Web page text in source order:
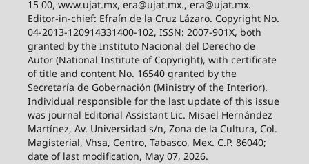
15 00, www.ujat.mx, era@ujat.mx., era@ujat.mx.
Editor-in-chief: Efraín de la Cruz Lázaro. Copyright No.
04-2013-120914331400-102, ISSN: 2007-901X, both
granted by the Instituto Nacional del Derecho de
Autor (National Institute of Copyright), with certificate
of title and content No. 16540 granted by the
Secretaría de Gobernación (Ministry of the Interior).
Individual responsible for the last update of this issue
was journal Editorial Assistant Lic. Misael Hernández
Martínez, Av. Universidad s/n, Zona de la Cultura, Col.
Magisterial, Vhsa, Centro, Tabasco, Mex. C.P. 86040;
date of last modification, May 07, 2026.